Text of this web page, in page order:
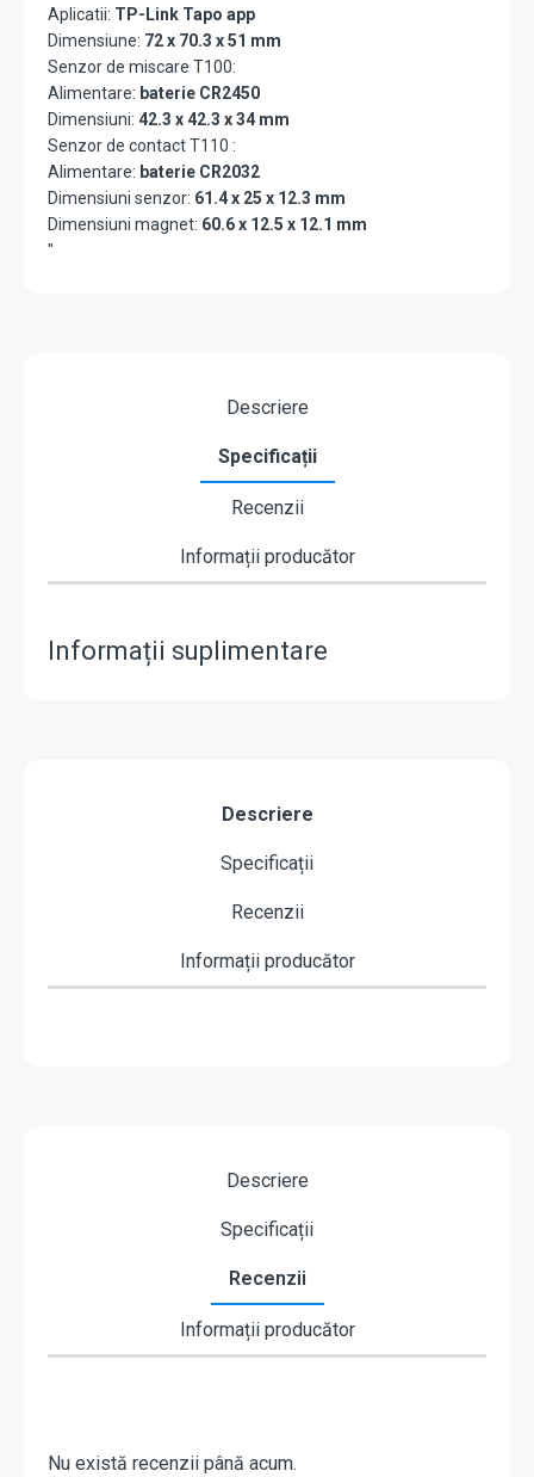
Aplicatii: TP-Link Tapo app
Dimensiune: 72 x 70.3 x 51 mm
Senzor de miscare T100:
Alimentare: baterie CR2450
Dimensiuni: 42.3 x 42.3 x 34 mm
Senzor de contact T110 :
Alimentare: baterie CR2032
Dimensiuni senzor: 61.4 x 25 x 12.3 mm
Dimensiuni magnet: 60.6 x 12.5 x 12.1 mm
"
Descriere
Specificații
Recenzii
Informații producător
Informații suplimentare
Descriere
Specificații
Recenzii
Informații producător
Descriere
Specificații
Recenzii
Informații producător
Nu există recenzii până acum.